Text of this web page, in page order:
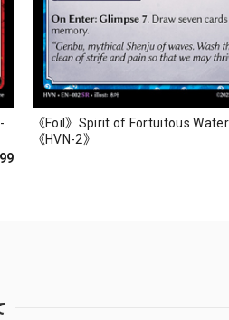
《Foil》Spirit of Fortuitous
《HVN-2》